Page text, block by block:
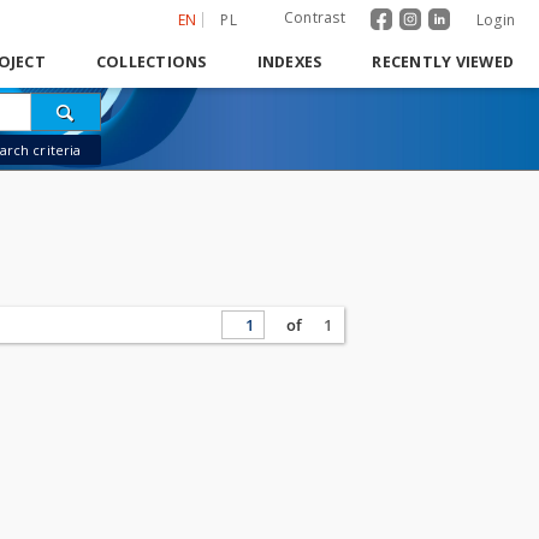
EN PL Contrast Login
COLLECTIONS INDEXES RECENTLY VIEWED
criteria
of 1